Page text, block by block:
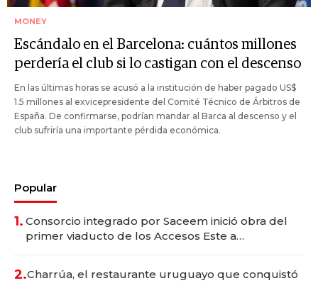
MONEY
Escándalo en el Barcelona: cuántos millones
perdería el club si lo castigan con el descenso
En las últimas horas se acusó a la institución de haber pagado US$
1.5 millones al exvicepresidente del Comité Técnico de Árbitros de
España. De confirmarse, podrían mandar al Barca al descenso y el
club sufriría una importante pérdida económica.
Popular
1. Consorcio integrado por Saceem inició obra del
primer viaducto de los Accesos Este a
2.Charrúa, el restaurante uruguayo que conquistó